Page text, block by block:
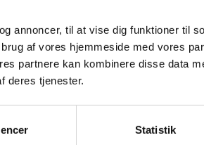
annoncer, til at vise dig funktioner til
af vores hjemmeside med vores
partnere kan kombinere disse data
deres tjenester.
Statistik